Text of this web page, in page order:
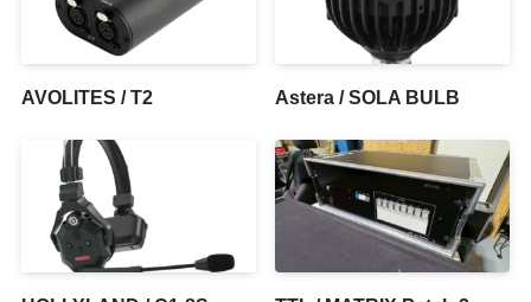
AVOLITES / T2 Astera / SOLA BULB